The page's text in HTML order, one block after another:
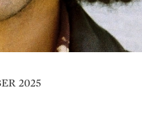
2025